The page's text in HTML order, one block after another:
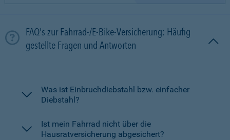
FAQ's zur Fahrrad-/E-Bike-Versicherung: Häufig
gestellte Fragen und Antworten
Was ist Einbruchdiebstahl bzw. einfacher
Diebstahl?
Ist mein Fahrrad nicht über die
Hausratversicherung abgesichert?